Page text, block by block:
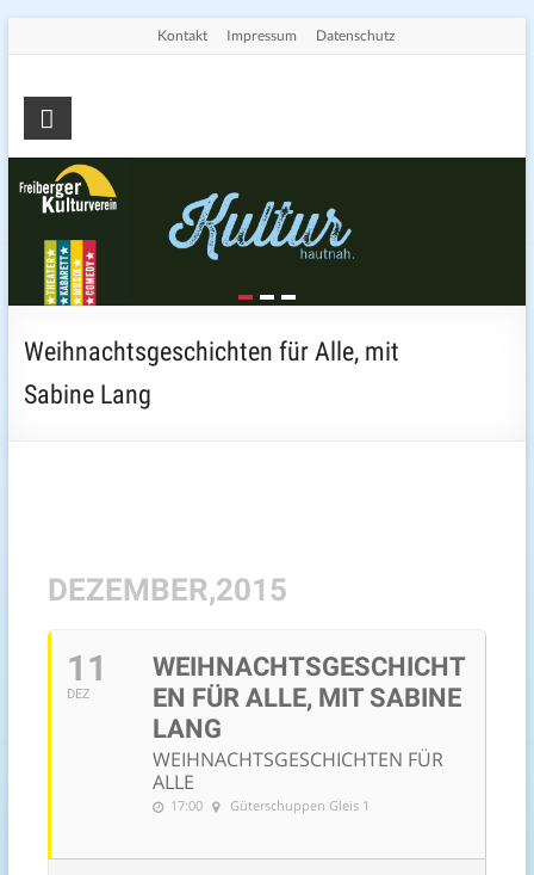
Kontakt Impressum Datenschutz
Freiberger
Kulturverein
e.V.
Die
Seite
für
in
Freiberg
Weihnachtsgeschichten für Alle, mit
Sabine Lang
DEZEMBER,2015
11
DEZ
WEIHNACHTSGESCHICHT
EN FÜR ALLE, MIT SABINE
LANG
WEIHNACHTSGESCHICHTEN FÜR
ALLE
17:00 Güterschuppen Gleis 1